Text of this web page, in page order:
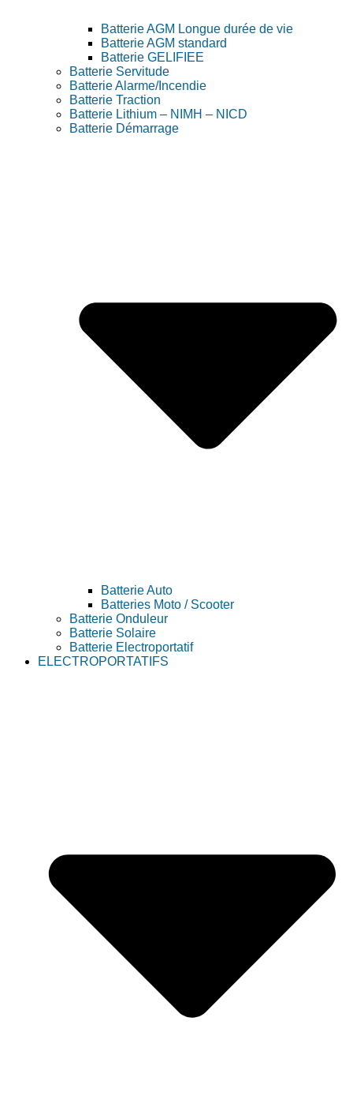
Batterie AGM Longue durée de vie
Batterie AGM standard
Batterie GELIFIEE
Batterie Servitude
Batterie Alarme/Incendie
Batterie Traction
Batterie Lithium – NIMH – NICD
Batterie Démarrage
Batterie Auto
Batteries Moto / Scooter
Batterie Onduleur
Batterie Solaire
Batterie Electroportatif
ELECTROPORTATIFS